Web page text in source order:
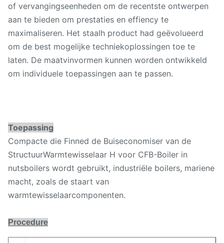
of vervangingseenheden om de recentste ontwerpen
aan te bieden om prestaties en effiency te
maximaliseren. Het staalh product had geëvolueerd
om de best mogelijke techniekoplossingen toe te
laten. De maatvinvormen kunnen worden ontwikkeld
om individuele toepassingen aan te passen.
Toepassing
Compacte die Finned de Buiseconomiser van de
StructuurWarmtewisselaar H voor CFB-Boiler in
nutsboilers wordt gebruikt, industriële boilers, mariene
macht, zoals de staart van
warmtewisselaarcomponenten.
Procedure